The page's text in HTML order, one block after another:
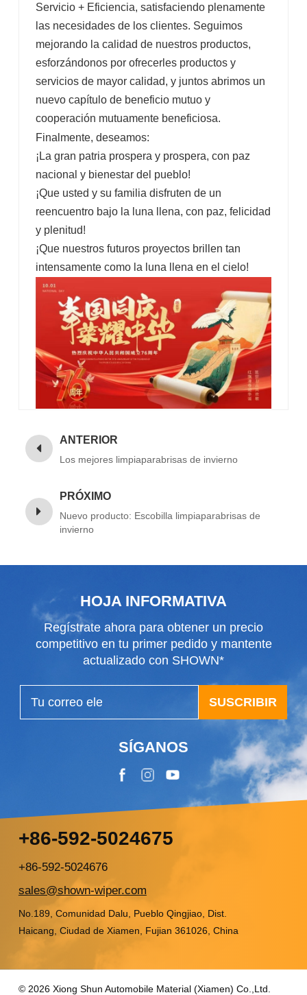
Servicio + Eficiencia, satisfaciendo plenamente
las necesidades de los clientes. Seguimos
mejorando la calidad de nuestros productos,
esforzándonos por ofrecerles productos y
servicios de mayor calidad, y juntos abrimos un
nuevo capítulo de beneficio mutuo y
cooperación mutuamente beneficiosa.
Finalmente, deseamos:
¡La gran patria prospera y prospera, con paz
nacional y bienestar del pueblo!
¡Que usted y su familia disfruten de un
reencuentro bajo la luna llena, con paz, felicidad
y plenitud!
¡Que nuestros futuros proyectos brillen tan
intensamente como la luna llena en el cielo!
ANTERIOR
Los mejores limpiaparabrisas de invierno
PRÓXIMO
Nuevo producto: Escobilla limpiaparabrisas de
invierno
HOJA INFORMATIVA
Regístrate ahora para obtener un precio
competitivo en tu primer pedido y mantente
actualizado con SHOWN*
SUSCRIBIR
SÍGANOS
+86-592-5024675
+86-592-5024676
sales@shown-wiper.com
No.189, Comunidad Dalu, Pueblo Qingjiao, Dist.
Haicang, Ciudad de Xiamen, Fujian 361026, China
© 2026 Xiong Shun Automobile Material (Xiamen) Co.,Ltd.